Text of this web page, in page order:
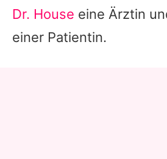
Dr. House eine Ärztin
einer Patientin.